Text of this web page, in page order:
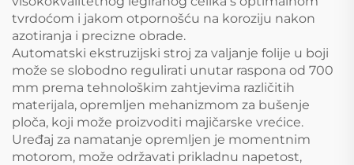
tvrdoćom i jakom otpornošću na koroziju nakon
azotiranja i precizne obrade.
Automatski ekstruzijski stroj za valjanje folije u boji
može se slobodno regulirati unutar raspona od 700
mm prema tehnološkim zahtjevima različitih
materijala, opremljen mehanizmom za bušenje
ploča, koji može proizvoditi majičarske vrećice.
Uređaj za namatanje opremljen je momentnim
motorom, može održavati prikladnu napetost,